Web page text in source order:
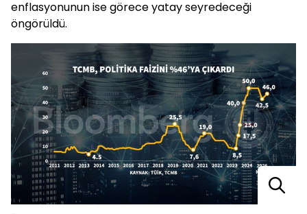
enflasyonunun ise görece yatay seyredeceği
öngörüldü.